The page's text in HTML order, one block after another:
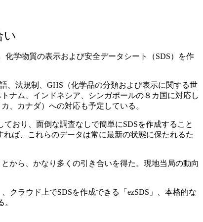
い
学物質の表示および安全データシート（SDS）を作
、法規制、GHS（化学品の分類および表示に関する世
ナム、インドネシア、シンガポールの８カ国に対応し
、カナダ）への対応も予定している。
おり、面倒な調査なしで簡単にSDSを作成すること
ば、これらのデータは常に最新の状態に保たれるた
から、かなり多くの引き合いを得た。現地当局の動向
クラウド上でSDSを作成できる「ezSDS」、本格的な